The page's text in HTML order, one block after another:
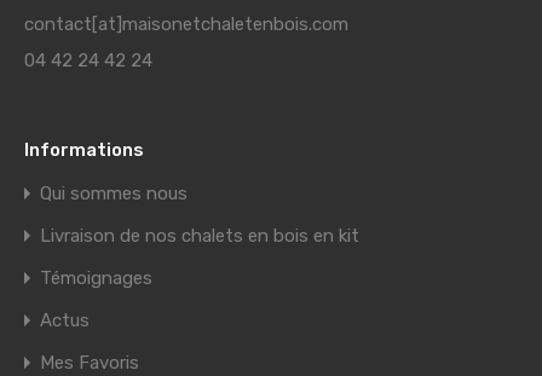
contact[at]maisonetchaletenbois.com
04 42 24 42 24
Informations
Qui sommes nous
Livraison de nos chalets en bois en kit
Témoignages
Actus
Mes Favoris